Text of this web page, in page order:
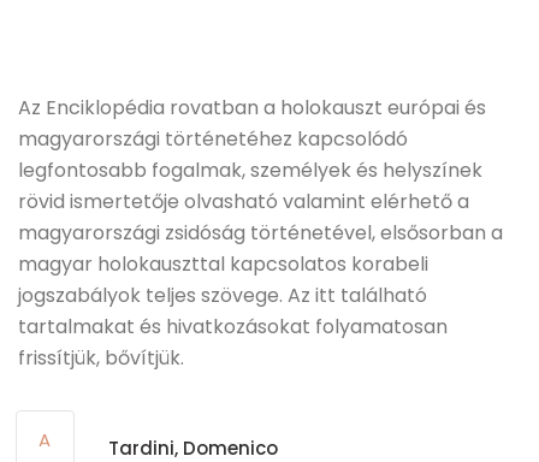
Az Enciklopédia rovatban a holokauszt európai és
magyarországi történetéhez kapcsolódó
legfontosabb fogalmak, személyek és helyszínek
rövid ismertetője olvasható valamint elérhető a
magyarországi zsidóság történetével, elsősorban a
magyar holokauszttal kapcsolatos korabeli
jogszabályok teljes szövege. Az itt található
tartalmakat és hivatkozásokat folyamatosan
frissítjük, bővítjük.
A Tardini, Domenico